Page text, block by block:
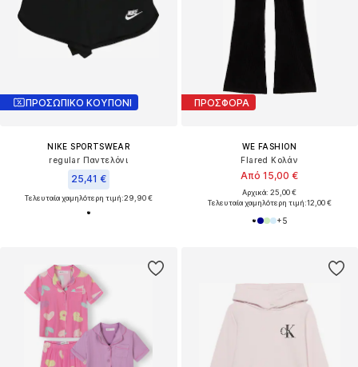
ΠΡΟΣΩΠΙΚΟ ΚΟΥΠΟΝΙ
NIKE SPORTSWEAR
regular Παντελόνι
25,41 €
Τελευταία χαμηλότερη τιμή:29,90 €
ΠΡΟΣΦΟΡΑ
WE FASHION
Flared Κολάν
Από 15,00 €
Αρχικά: 25,00 €
Τελευταία χαμηλότερη τιμή:12,00 €
+5